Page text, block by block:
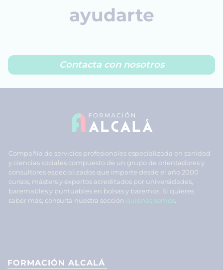
ayudarte
Contacta con nosotros
Compañía de servicios profesionales especializada en sanidad
y ciencias sociales compuesto de un grupo de orientadores y
consultores especializados que imparte desde el año 2000
cursos, másters y expertos acreditados por universidades,
baremables y puntuables en bolsas y baremos. Si quieres
saber más, consulta nuestra sección quiénes somos
FORMACIÓN ALCALÁ